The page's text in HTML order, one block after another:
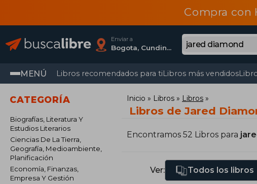
Compra con
Enviar a
Bogota, Cundinamarca
MENÚ Libros recomendados para tiLibros más vendidos
CATEGORÍA
Biografías, Literatura Y
Estudios Literarios
Ciencias De La Tierra,
Geografía, Medioambiente,
Planificación
Economía, Finanzas,
Empresa Y Gestión
Inicio Libros Libros
Libros de Jared
Encontramos 52 Libros para
Ver: Todos los libros